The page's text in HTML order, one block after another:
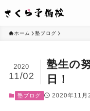
ホーム 塾ブログ
塾生の
日！
2020
11/02
塾ブログ 2020年11月